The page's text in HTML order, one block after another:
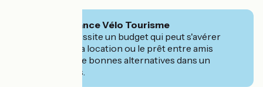
🧭 Conseil France Vélo Tourisme
S'équiper nécessite un budget qui peut s'avérer
conséquent. La location ou le prêt entre amis
peuvent être de bonnes alternatives dans un
premier temps.